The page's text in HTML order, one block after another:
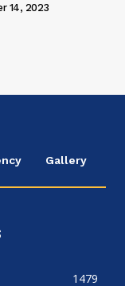
14, 2023
Gallery
1479